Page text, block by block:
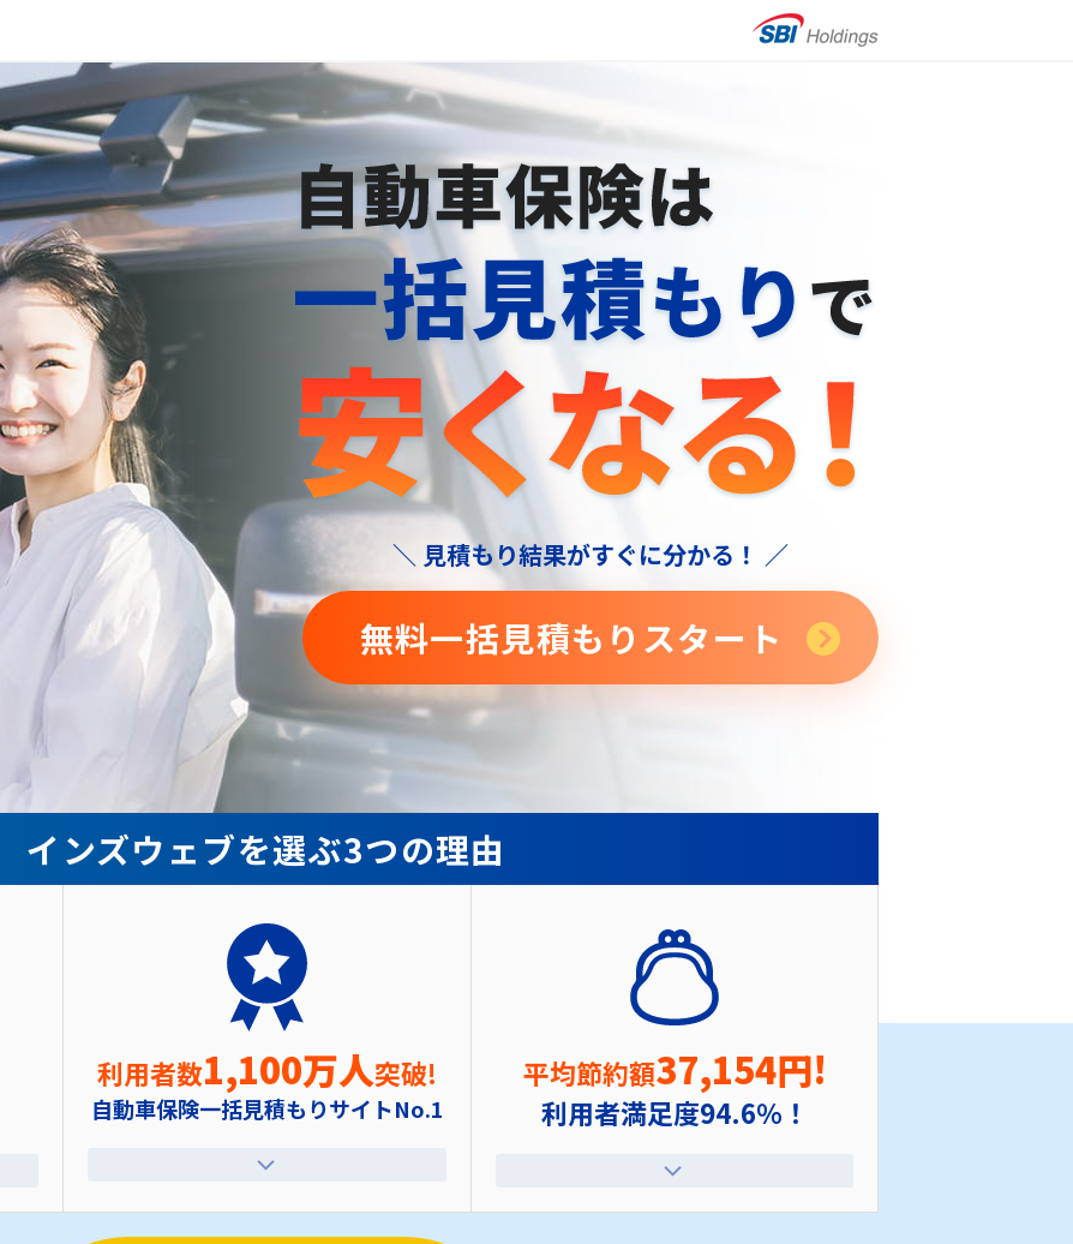
自動車保険は、一括見積もりで安くなる！
＼ 見積もり結果がすぐに分かる！ ／
無料一括見積もり スタート
インズウェブを選ぶ3つの理由
利用者数1,100万人突破!
自動車保険一括見積もりサイトNo.1
平均節約額37,154円!
利用者満足度94.6％！